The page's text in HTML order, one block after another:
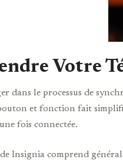
Votre
dans le processus de
et fonction fait
fois connectée.
Insignia comprend